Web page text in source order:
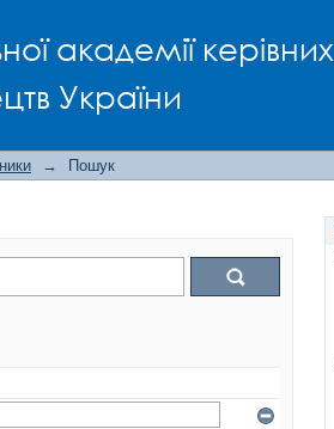
академії керівних
України
→ Пошук